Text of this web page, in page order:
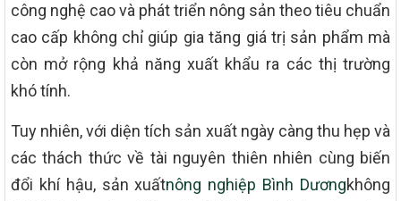
công nghệ cao và phát triển nông sản theo tiêu chuẩn
cao cấp không chỉ giúp gia tăng giá trị sản phẩm mà
còn mở rộng khả năng xuất khẩu ra các thị trường
khó tính.
Tuy nhiên, với diện tích sản xuất ngày càng thu hẹp và
các thách thức về tài nguyên thiên nhiên cùng biến
đổi khí hậu, sản xuấtnông nghiệp Bình Dươngkhông